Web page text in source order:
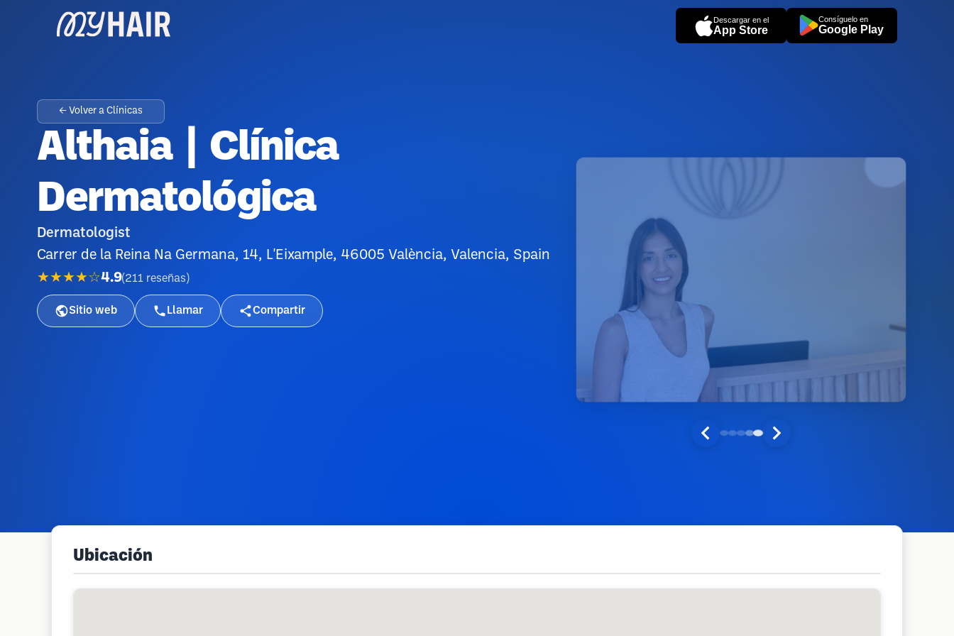
Descargar en el
App Store
Consíguelo en
Google Play
← Volver a Clínicas
Althaia | Clínica
Dermatológica
Dermatologist
Carrer de la Reina Na Germana, 14, L'Eixample, 46005 València, Valencia, Spain
★★★★☆4.9(211 reseñas )
Sitio web Llamar Compartir
Ubicación